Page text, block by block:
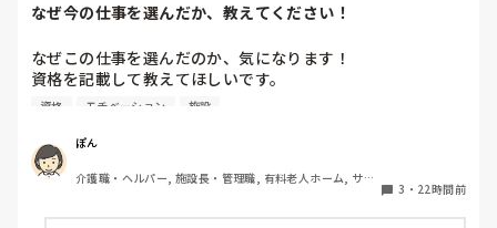
なぜ今の仕事を選んだか、教えてください！
なぜこの仕事を選んだのか、気になります！
資格を記載して教えてほしいです。
帰省して中学の同級生と地元でご飯した時に、その人が介護
の仕事をしていると聞いて、その時はあまり興味もてず、聞
資格 モチベーション 施設
ぽん
介護職・ヘルパー, 施設長・管理職, 有料老人ホーム, サー
3 ・ 22時間前